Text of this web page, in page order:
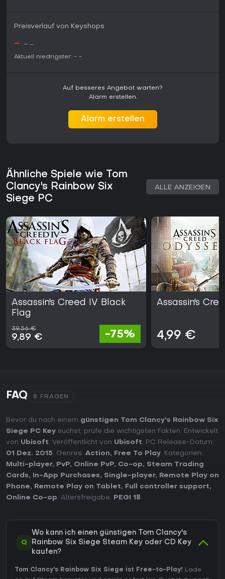
Preisverlauf von Keyshops
- - -
Aktuell niedrigster: - -
Auf besseres Angebot warten?
Alarm erstellen.
Alarm erstellen
Ähnliche Spiele wie Tom
Clancy's Rainbow Six
Siege PC
ALLE ANZEIGEN
Assassin's Creed IV Black
Flag
39,56 €
9,89 € -75%
Assassin's
4,99 €
FAQ 8 FRAGEN
Bevor du nach einem günstigen Tom Clancy's Rainbow Six
Siege PC Key suchst, prüfe die wichtigsten Fakten. Entwickelt
von Ubisoft. Veröffentlicht von Ubisoft. PC Release-Datum:
01 Dez. 2015. Genres: Action, Free To Play. Kategorien:
Multi-player, PvP, Online PvP, Co-op, Steam Trading
Cards, In-App Purchases, Single-player,
Remote Play on
Phone, Remote Play on Tablet, Full controller support,
Online Co-op. Altersfreigabe: PEGI 18.
Q
Wo kann ich einen günstigen Tom Clancy's
Rainbow Six Siege Steam Key oder CD Key
kaufen?
Tom Clancy's Rainbow Six Siege ist Free-to-Play! Lade